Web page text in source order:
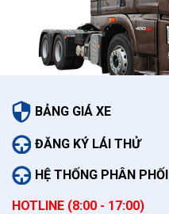
BẢNG GIÁ XE
ĐĂNG KÝ LÁI THỬ
HỆ THỐNG PHÂN PHỐI
HOTLINE (8:00 - 17:00)